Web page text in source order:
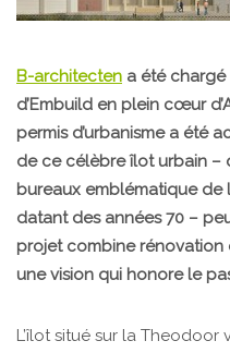
B-architecten a été
d’Embuild en plein cœur
permis d’urbanisme a été
de ce célèbre îlot urbain –
bureaux emblématique de
datant des années 70 –
projet combine
une vision qui honore le
L’îlot situé sur la Theodoor